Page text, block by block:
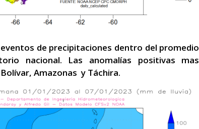
eventos de precipitaciones dentro del promedio
nacional. Las anomalías positivas mas
Amazonas y Táchira.